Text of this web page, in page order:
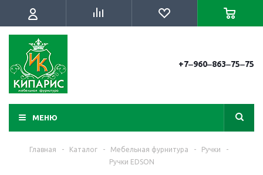
+7‒960‒863‒75‒75
МЕНЮ
Главная - Каталог - Мебельная фурнитура - Ручки
-
Ручки EDSON